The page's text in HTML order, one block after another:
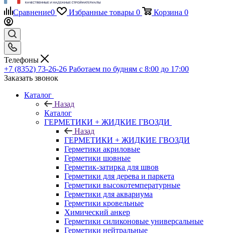
Сравнение0 Избранные товары 0 Корзина 0
Телефоны
+7 (8352) 73-26-26 Работаем по будням с 8:00 до 17:00
Заказать звонок
Каталог
Назад
Каталог
ГЕРМЕТИКИ + ЖИДКИЕ ГВОЗДИ
Назад
ГЕРМЕТИКИ + ЖИДКИЕ ГВОЗДИ
Герметики акриловые
Герметики шовные
Герметик-затирка для швов
Герметики для дерева и паркета
Герметики высокотемпературные
Герметики для аквариума
Герметики кровельные
Химический анкер
Герметики силиконовые универсальные
Герметики нейтральные